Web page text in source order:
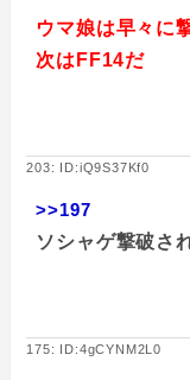
ウマ娘は早々に
次はFF14だ
203: ID:iQ9S37Kf0
>>197
ソシャゲ撃破さ
175: ID:4gCYNM2L0